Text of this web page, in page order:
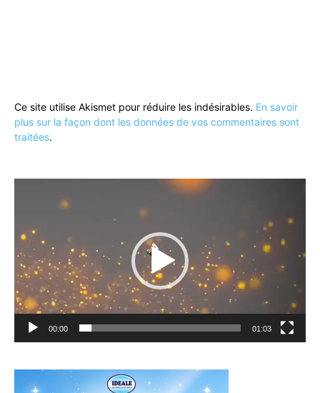
Ce site utilise Akismet pour réduire les indésirables. En savoir
plus sur la façon dont les données de vos commentaires sont
traitées.
00:00 01:03